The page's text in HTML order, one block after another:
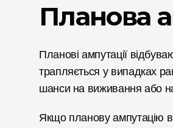
Планова
Планові ампутації
трапляється у випадках
шанси на виживання або
Якщо планову ампутацію